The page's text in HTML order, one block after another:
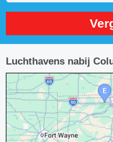
Luchthavens nabij